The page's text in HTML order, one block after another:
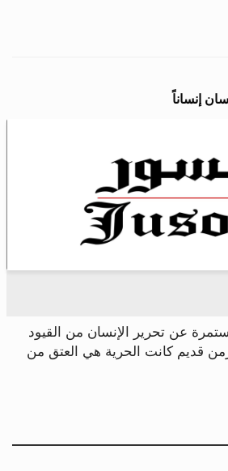
إنساناً
عن تحرير الإنسان من القيود
زمن قديم كانت الحرية هي العتق من